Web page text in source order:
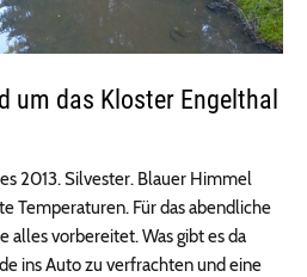
um das Kloster Engelthal
2013. Silvester. Blauer Himmel
Temperaturen. Für das abendliche
alles vorbereitet. Was gibt es da
ins Auto zu verfrachten und eine